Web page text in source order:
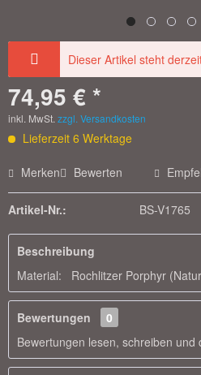
Dieser Artikel steht
74,95 € *
inkl. MwSt. zzgl. Versandkosten
Lieferzeit 6 Werktage
Merken Bewerten
Artikel-Nr.: BS-V1765
Beschreibung
Material: Rochlitzer Porphyr
Bewertungen
0
Bewertungen lesen, schreiben und